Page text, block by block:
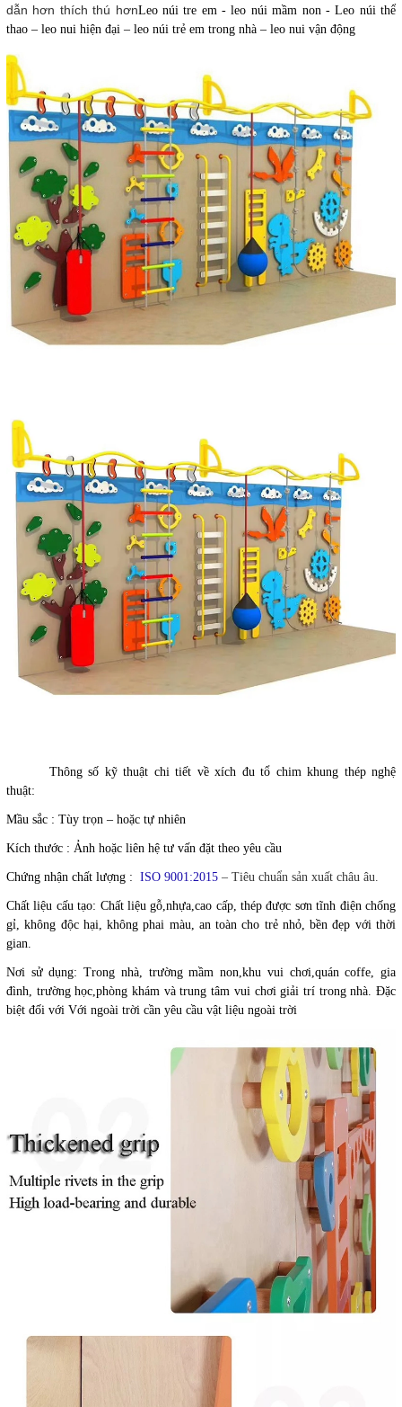
dẫn hơn thích thú hơnLeo núi tre em - leo núi mầm non - Leo núi thể
thao – leo nui hiện đại – leo núi trẻ em trong nhà – leo nui vận động
Thông số kỹ thuật chi tiết về xích đu tổ chim khung thép nghệ
thuật:
Mầu sắc : Tùy trọn – hoặc tự nhiên
Kích thước : Ảnh hoặc liên hệ tư vấn đặt theo yêu cầu
Chứng nhận chất lượng : ISO 9001:2015 – Tiêu chuẩn sản xuất châu âu.
Chất liệu cấu tạo: Chất liệu gỗ,nhựa,cao cấp, thép được sơn tĩnh điện chống
gỉ, không độc hại, không phai màu, an toàn cho trẻ nhỏ, bền đẹp với thời
gian.
Nơi sử dụng: Trong nhà, trường mầm non,khu vui chơi,quán coffe, gia
đình, trường học,phòng khám và trung tâm vui chơi giải trí trong nhà. Đặc
biệt đối với Với ngoài trời cần yêu cầu vật liệu ngoài trời